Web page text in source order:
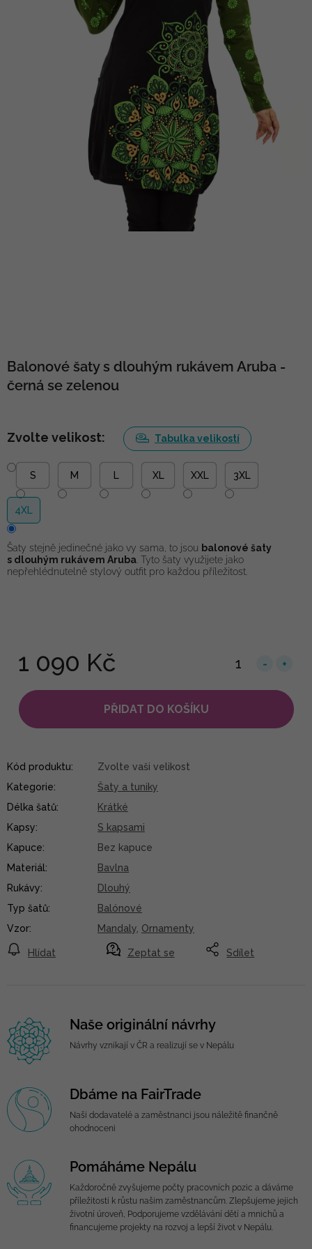
Balonové šaty s dlouhým rukávem Aruba -
černá se zelenou
1 090 Kč
PŘIDAT DO KOŠÍKU
Zvolte velikost: Tabulka velikostí
S M XL XXL 3XL
4XL
Šaty stejně jedinečné jako vy sama, to jsou balonové šaty
s dlouhým rukávem Aruba . Tyto šaty využijete jako
nepřehlédnutelně stylový outfit pro každou příležitost.
Zeptat se
Hlídat Sdílet
Kód produktu:
Zvolte vaši velikost
Kategorie:
Šaty a tuniky
Délka šatů:
Krátké
Kapsy:
S kapsami
Kapuce:
Bez kapuce
Materiál:
Bavlna
Rukávy:
Dlouhý
Typ šatů:
Balónové
Vzor: Mandaly Ornamenty
Naše originální návrhy
Návrhy vznikají v ČR a realizují se v Nepálu
Dbáme na FairTrade
Naši dodavatelé a zaměstnanci jsou náležitě finančně
ohodnoceni
Pomáháme Nepálu
Každoročně zvyšujeme počty pracovních pozic a dáváme
příležitosti k růstu našim zaměstnancům. Zlepšujeme jejich
životní úroveň, Podporujeme vzdělávání dětí a mnichů a
financujeme projekty na rozvoj a lepší život v Nepálu.